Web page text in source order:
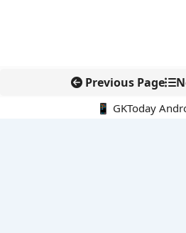
Previous Page
📱 GKToday